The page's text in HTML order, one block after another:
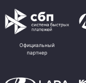
Официальный
партнер